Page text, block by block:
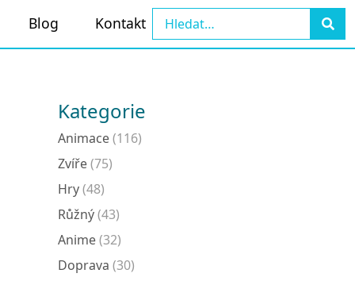
Blog Kontakt
Kategorie
Animace(116)
Zvíře(75)
Hry(48)
Růžný(43)
Anime(32)
Doprava (30)